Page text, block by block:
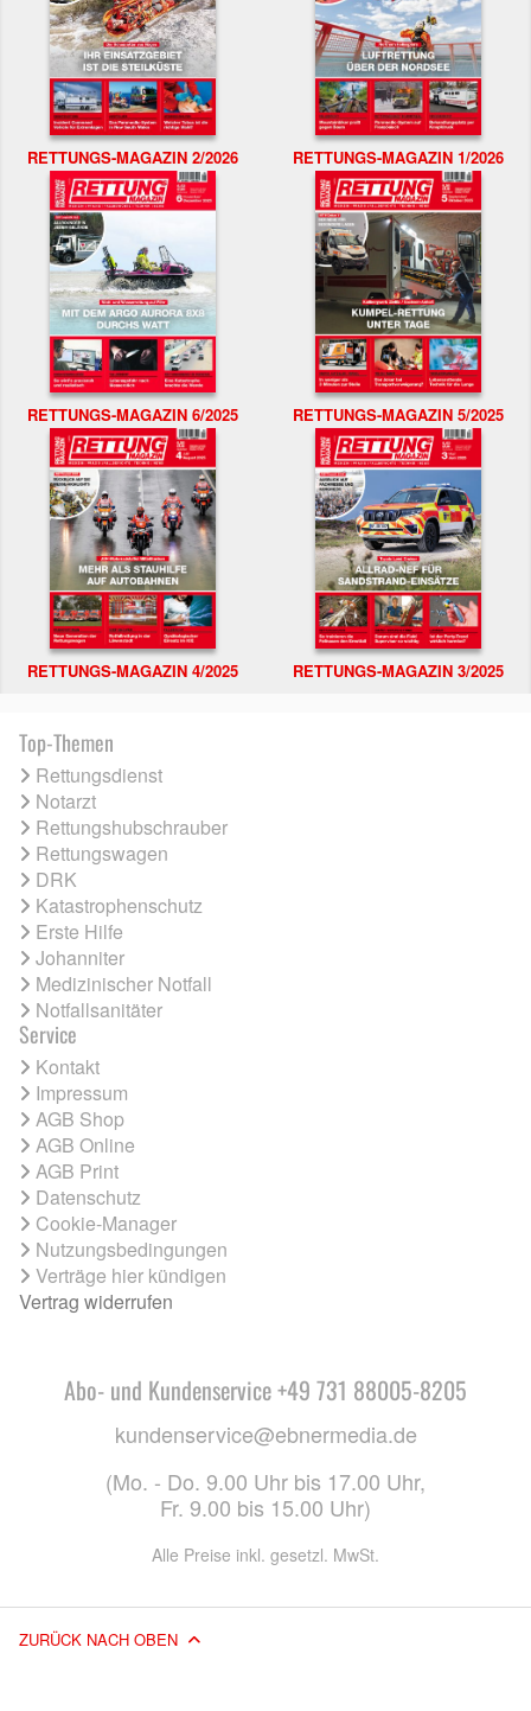
RETTUNGS-MAGAZIN 2/2026 RETTUNGS-MAGAZIN 1/2026
RETTUNGS-MAGAZIN 6/2025 RETTUNGS-MAGAZIN 5/2025
RETTUNGS-MAGAZIN 4/2025 RETTUNGS-MAGAZIN 3/2025
Top-Themen
Rettungsdienst
Notarzt
Rettungshubschrauber
Rettungswagen
DRK
Katastrophenschutz
Erste Hilfe
Johanniter
Medizinischer Notfall
Notfallsanitäter
Service
Kontakt
Impressum
AGB Shop
AGB Online
AGB Print
Datenschutz
Cookie-Manager
Nutzungsbedingungen
Verträge hier kündigen
Vertrag widerrufen
Abo- und Kundenservice +49 731 88005-8205
kundenservice@ebnermedia.de
(Mo. - Do. 9.00 Uhr bis 17.00 Uhr,
Fr. 9.00 bis 15.00 Uhr)
Alle Preise inkl. gesetzl. MwSt.
ZURÜCK NACH OBEN